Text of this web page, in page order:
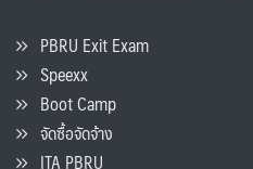
PBRU Exit Exam
Speexx
Boot Camp
จัดซื้อจัดจ้าง
ITA PBRU